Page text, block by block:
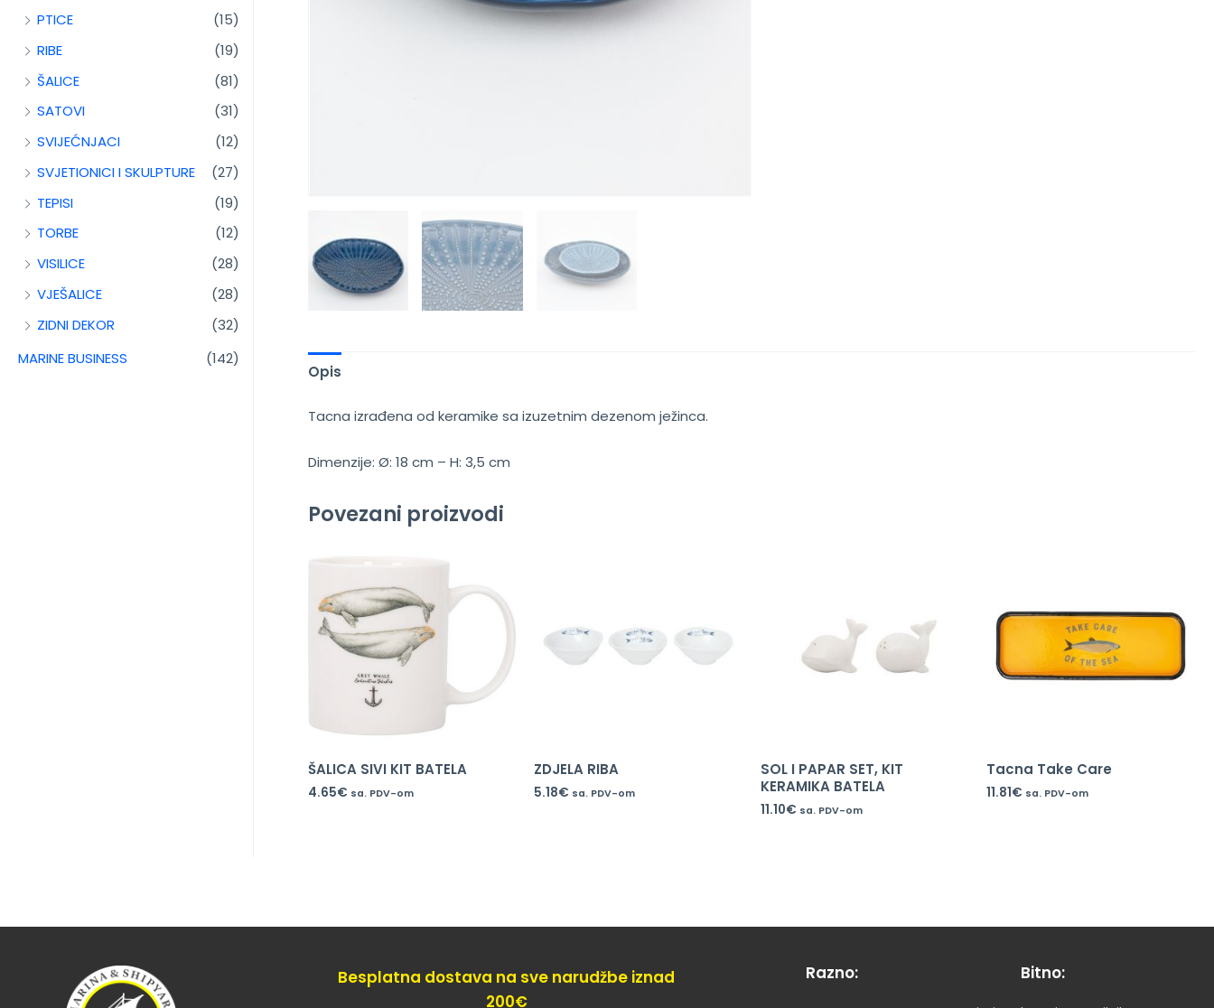
PTICE
(15)
RIBE
(19)
ŠALICE
(81)
SATOVI
(31)
SVIJEĆNJACI
(12)
SVJETIONICI I SKULPTURE
(27)
TEPISI
(19)
TORBE
(12)
VISILICE
(28)
VJEŠALICE
(28)
ZIDNI DEKOR
(32)
MARINE BUSINESS
(142)
Opis
Tacna izrađena od keramike sa izuzetnim dezenom ježinca.
Dimenzije: Ø: 18 cm – H: 3,5 cm
Povezani proizvodi
ŠALICA SIVI KIT BATELA
4.65€ sa. PDV-om
ZDJELA RIBA
5.18€ sa. PDV-om
SOL I PAPAR SET, KIT
KERAMIKA BATELA
11.10€ sa. PDV-om
Tacna Take Care
11.81€ sa. PDV-om
Besplatna dostava na sve narudžbe iznad
200€
Razno: Bitno: